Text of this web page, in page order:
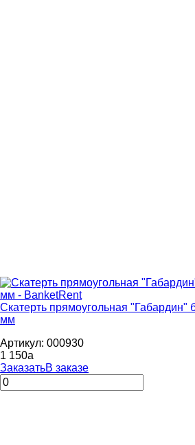
Скатерть прямоугольная "Габардин"
мм
Артикул: 000930
1 150a
ЗаказатьВ заказе